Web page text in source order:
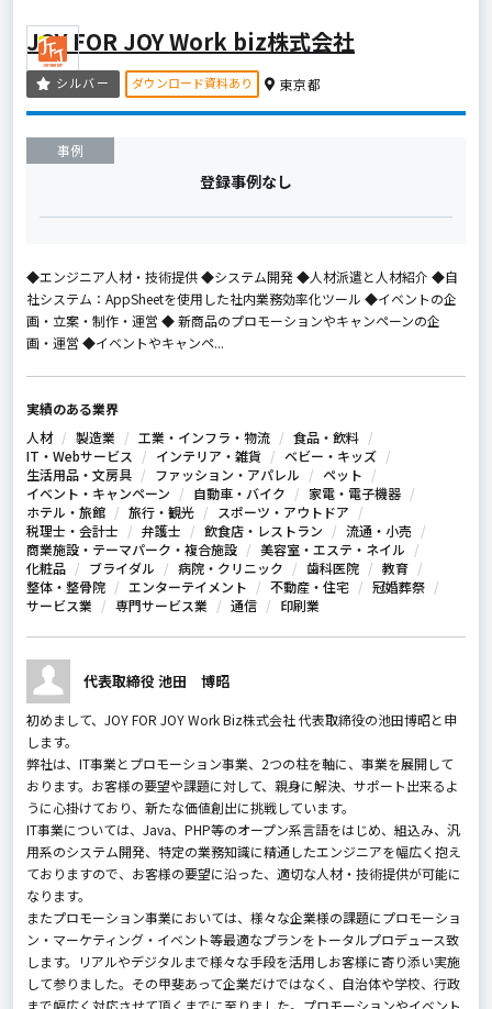
JOY FOR JOY Work biz株式会社
シルバー ダウンロード資料あり 東京都
事例
登録事例なし
◆エンジニア人材・技術提供 ◆システム開発 ◆人材派遣と人材紹介 ◆自
社システム：AppSheetを使用した社内業務効率化ツール ◆イベントの企
画・立案・制作・運営 ◆ 新商品のプロモーションやキャンペーンの企
画・運営 ◆イベントやキャンペ...
実績のある業界
人材
製造業 工業・インフラ・物流
食品・飲料
IT・Webサービス
インテリア・雑貨
ベビー・キッズ
生活用品・文房具
ファッション・アパレル
ペット
イベント・キャンペーン
自動車・バイク
家電・電子機器
ホテル・旅館
旅行・観光
スポーツ・アウトドア
税理士・会計士
弁護士 飲食店・レストラン
流通・小売
商業施設・テーマパーク・複合施設
美容室・エステ・ネイル
化粧品
ブライダル 病院・クリニック 歯科医院
教育
整体・整骨院
エンターテイメント 不動産・住宅
冠婚葬祭
サービス業
専門サービス業 通信 印刷業
代表取締役 池田 博昭
初めまして、JOY FOR JOY Work Biz株式会社 代表取締役の池田博昭と申
します。
弊社は、IT事業とプロモーション事業、2つの柱を軸に、事業を展開して
おります。お客様の要望や課題に対して、親身に解決、サポート出来るよ
うに心掛けており、新たな価値創出に挑戦しています。
IT事業については、Java、PHP等のオープン系言語をはじめ、組込み、汎
用系のシステム開発、特定の業務知識に精通したエンジニアを幅広く抱え
ておりますので、お客様の要望に沿った、適切な人材・技術提供が可能に
なります。
またプロモーション事業においては、様々な企業様の課題にプロモーショ
ン・マーケティング・イベント等最適なプランをトータルプロデュース致
します。リアルやデジタルまで様々な手段を活用しお客様に寄り添い実施
して参りました。その甲斐あって企業だけではなく、自治体や学校、行政
まで幅広く対応させて頂くまでに至りました。プロモーションやイベント